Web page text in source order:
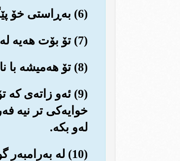
(6) به‌ڕاستی خۆ پێگه‌یاندن له شه‌ودا قورستره له ڕووی کردارو باشتره له ڕووی گوفتاره‌وه‌.
(7) تۆ بۆت هه‌یه له ڕۆژدا هه‌وڵ بده‌یت (بانگه‌واز بکه‌یت) و بگه‌ڕێیت، کۆششی زۆر بکه‌یت.
(8) تۆ هه‌میشه با ناوی په‌روه‌ردگارت ویردی سه‌ر زارت بێت، به دڵسۆزی و ملکه‌چیه‌وه ڕووی تێ بکه‌.
(9) ئه‌و زاته‌ی
خوایه‌کی تر نیه
له‌و بکه‌.
(10) له